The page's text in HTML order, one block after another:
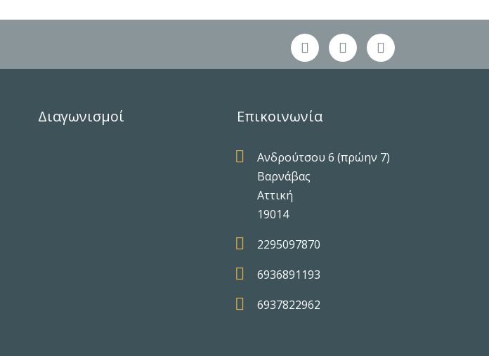
Διαγωνισμοί Επικοινωνία

Ανδρούτσου 6 (πρώην 7)
Βαρνάβας
Αττική
19014
 2295097870
 6936891193
 6937822962